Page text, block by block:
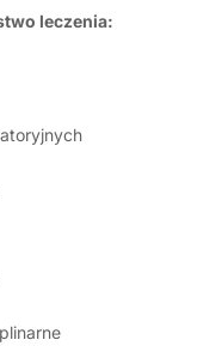
leczenia: